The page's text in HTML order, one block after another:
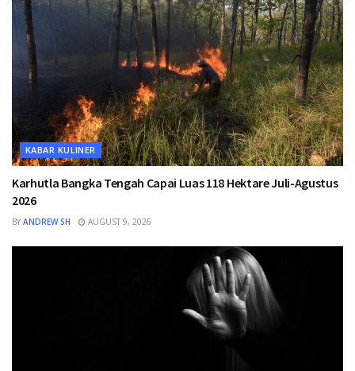
KABAR KULINER
Karhutla Bangka Tengah Capai Luas 118 Hektare Juli-Agustus
2026
BY ANDREW SH AUGUST 9, 2026